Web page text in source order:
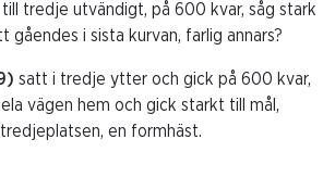
tredje utvändigt, på 600 kvar, såg stark
gåendes i sista kurvan, farlig annars?
satt i tredje ytter och gick på 600 kvar,
vägen hem och gick starkt till mål,
en formhäst.